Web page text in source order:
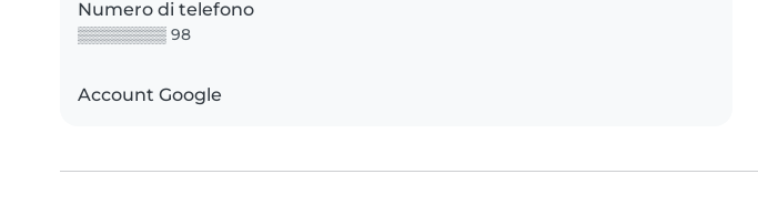
Numero di telefono
▒▒▒▒▒▒▒▒ 98
Account Google